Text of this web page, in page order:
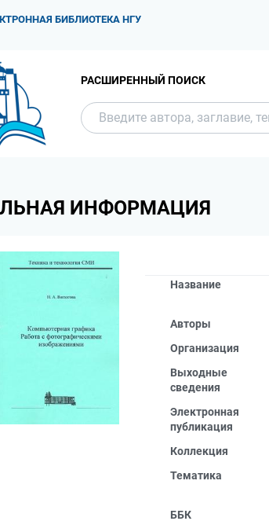
БИБЛИОТЕКА НГУ
РАСШИРЕННЫЙ ПОИСК
ИНФОРМАЦИЯ
Название
Авторы
Организация
Выходные
сведения
Электронная
публикация
Коллекция
Тематика
ББК